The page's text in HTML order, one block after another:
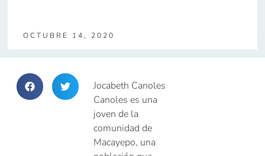
OCTUBRE 14, 2020
Jocabeth Canoles
Canoles es una
joven de la
comunidad de
Macayepo, una